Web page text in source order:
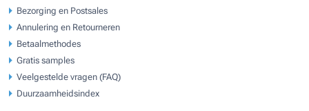
Bezorging en Postsales
Annulering en Retourneren
Betaalmethodes
Gratis samples
Veelgestelde vragen (FAQ)
Duurzaamheidsindex